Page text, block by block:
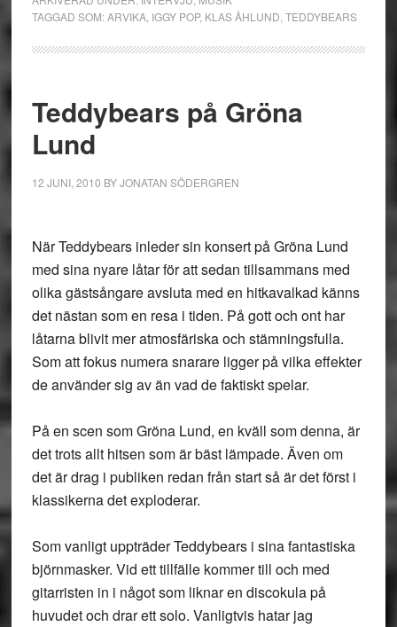
TAGGAD SOM:ARVIKA, IGGY POP, KLAS ÅHLUND TEDDYBEARS
Teddybears på Gröna
Lund
12 JUNI, 2010 BYJONATAN SÖDERGREN
När Teddybears inleder sin konsert på Gröna Lund
med sina nyare låtar för att sedan tillsammans med
olika gästsångare avsluta med en hitkavalkad känns
det nästan som en resa i tiden. På gott och ont har
låtarna blivit mer atmosfäriska och stämningsfulla.
Som att fokus numera snarare ligger på vilka effekter
de använder sig av än vad de faktiskt spelar.
På en scen som Gröna Lund, en kväll som denna, är
det trots allt hitsen som är bäst lämpade. Även om
det är drag i publiken redan från start så är det först i
klassikerna det exploderar.
Som vanligt uppträder Teddybears i sina fantastiska
björnmasker. Vid ett tillfälle kommer till och med
gitarristen in i något som liknar en discokula på
huvudet och drar ett solo. Vanligtvis hatar jag